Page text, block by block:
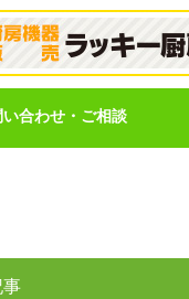
い合わせ・ご相談